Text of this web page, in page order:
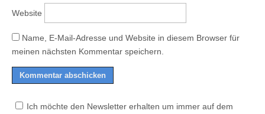
Website
Name, E-Mail-Adresse und Website in diesem Browser für
meinen nächsten Kommentar speichern.
Ich möchte den Newsletter erhalten um immer auf dem